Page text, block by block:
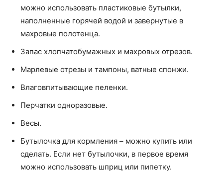
можно использовать пластиковые бутылки,
наполненные горячей водой и завернутые в
махровые полотенца.
Запас хлопчатобумажных и махровых отрезов.
Марлевые отрезы и тампоны, ватные спонжи.
Влаговпитывающие пеленки.
Перчатки одноразовые.
Весы.
Бутылочка для кормления – можно купить или
сделать. Если нет бутылочки, в первое время
можно использовать шприц или пипетку.